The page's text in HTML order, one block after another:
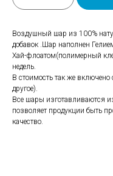
Воздушный шар из 100%
добавок .Шар наполнен
Хай-флоатом(полимерный
недель.
В стоимость так же
другое).
Все шары изготавливаются
позволяет продукции быть
качество.